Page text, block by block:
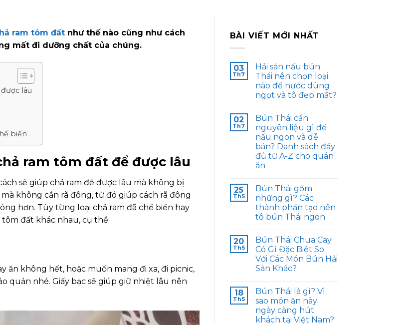
ram tôm đất như thế nào cũng như cách
mất đi dưỡng chất của chúng.
lâu
biến
ram tôm đất để được lâu
sẽ giúp chả ram để được lâu mà không bị
không cần rã đông, từ đó giúp cách rã đông
hơn. Tùy từng loại chả ram đã chế biến hay
đất khác nhau, cụ thể:
ăn không hết, hoặc muốn mang đi xa, đi picnic,
quản nhé. Giấy bạc sẽ giúp giữ nhiệt lâu nên
BÀI VIẾT MỚI NHẤT
03
Th7
Hải sản nấu bún
Thái nên chọn loại
nào để nước dùng
ngọt và tô đẹp mắt?
02
Th7
Bún Thái cần
nguyên liệu gì để
nấu ngon và dễ
bán? Danh sách đầy
đủ từ A-Z cho quán
ăn
25
Th5
Bún Thái gồm
những gì? Các
thành phần tạo nên
tô bún Thái ngon
20
Th5
Bún Thái Chua Cay
Có Gì Đặc Biệt So
Với Các Món Bún Hải
Sản Khác?
18
Th5
Bún Thái là gì? Vì
sao món ăn này
ngày càng hút
khách tại Việt Nam?